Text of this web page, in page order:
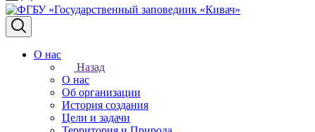
О нас
Назад
О нас
Об организации
История создания
Цели и задачи